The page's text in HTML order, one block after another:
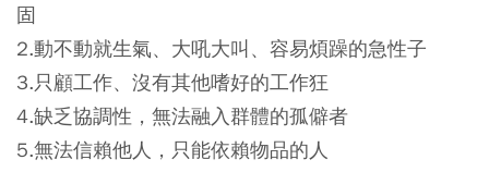
固
2.動不動就生氣、大吼大叫、容易煩躁的急性子
3.只顧工作、沒有其他嗜好的工作狂
4.缺乏協調性，無法融入群體的孤僻者
5.無法信賴他人，只能依賴物品的人